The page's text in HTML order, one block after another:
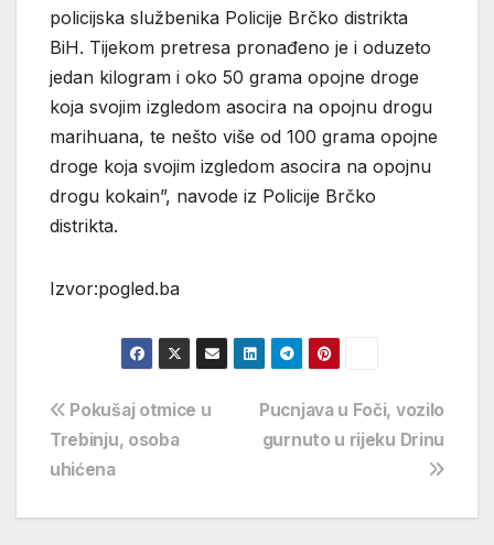
policijska službenika Policije Brčko distrikta
BiH. Tijekom pretresa pronađeno je i oduzeto
jedan kilogram i oko 50 grama opojne droge
koja svojim izgledom asocira na opojnu drogu
marihuana, te nešto više od 100 grama opojne
droge koja svojim izgledom asocira na opojnu
drogu kokain”, navode iz Policije Brčko
distrikta.
Izvor:pogled.ba
Navigacija
objava
​Pucnjava u Foči, vozilo
gurnuto u rijeku Drinu
Pokušaj otmice u
Trebinju, osoba
uhićena